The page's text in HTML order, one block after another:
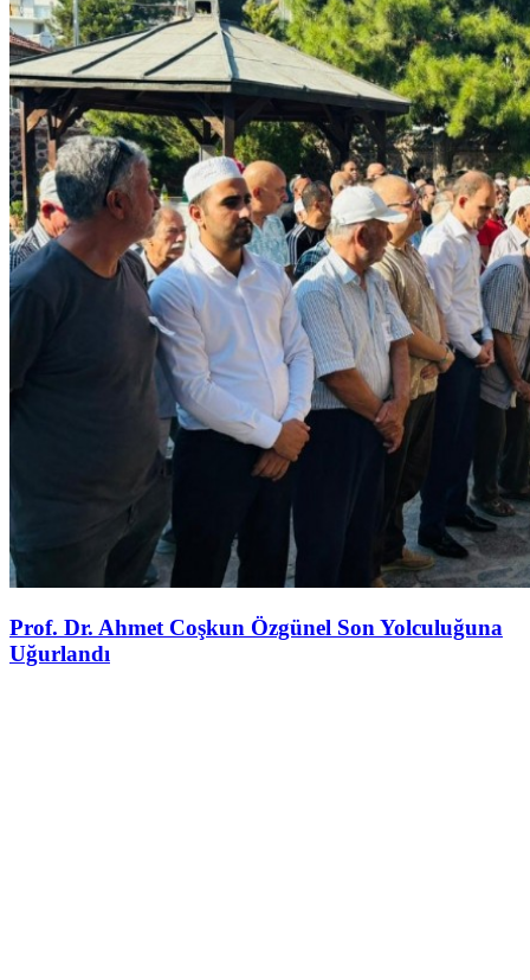
Prof. Dr. Ahmet Coşkun Özgünel Son Yolculuğuna
Uğurlandı